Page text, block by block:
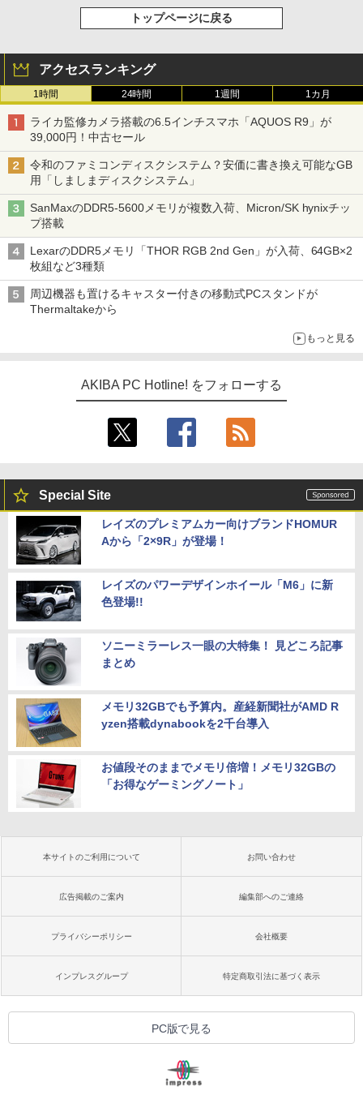
トップページに戻る
アクセスランキング
1時間 24時間 1週間 1カ月
ライカ監修カメラ搭載の6.5インチスマホ「AQUOS R9」が
39,000円！中古セール
令和のファミコンディスクシステム？安価に書き換え可能なGB
用「しましまディスクシステム」
SanMaxのDDR5-5600メモリが複数入荷、Micron/SK hynixチッ
プ搭載
LexarのDDR5メモリ「THOR RGB 2nd Gen」が入荷、64GB×2
枚組など3種類
周辺機器も置けるキャスター付きの移動式PCスタンドが
Thermaltakeから
もっと見る
AKIBA PC Hotline! をフォローする
Special Site
レイズのプレミアムカー向けブランドHOMUR
Aから「2×9R」が登場！
レイズのパワーデザインホイール「M6」に新
色登場!!
ソニーミラーレス一眼の大特集！ 見どころ記事
まとめ
メモリ32GBでも予算内。産経新聞社がAMD R
yzen搭載dynabookを2千台導入
お値段そのままでメモリ倍増！メモリ32GBの
「お得なゲーミングノート」
本サイトのご利用について お問い合わせ
広告掲載のご案内 編集部へのご連絡
プライバシーポリシー 会社概要
インプレスグループ 特定商取引法に基づく表示
PC版で見る